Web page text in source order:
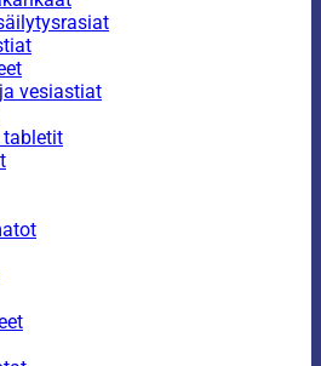
vesiastiat